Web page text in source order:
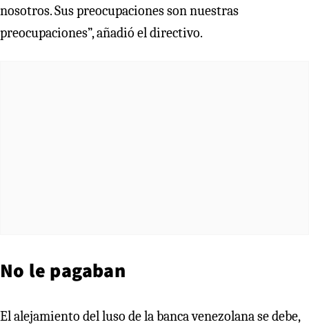
nosotros. Sus preocupaciones son nuestras
preocupaciones”, añadió el directivo.
No le pagaban
El alejamiento del luso de la banca venezolana se debe,